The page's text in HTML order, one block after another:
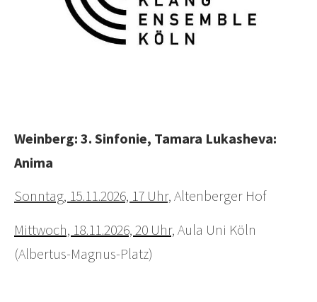
Weinberg: 3. Sinfonie, Tamara Lukasheva:
Anima
Sonntag, 15.11.2026, 17 Uhr, Altenberger Hof
Mittwoch, 18.11.2026, 20 Uhr, Aula Uni Köln
(Albertus-Magnus-Platz)